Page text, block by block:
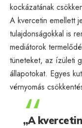
kockázatának
A kvercetin emellett
tulajdonságokkal is
mediátorok
tüneteket, az ízületi
állapotokat. Egyes
vérnyomás
„A